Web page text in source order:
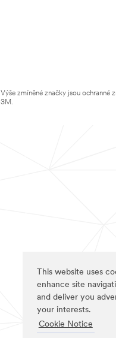
This website uses
enhance site
and deliver you
your interests.
Cookie Notice
Výše zmíněné značky jsou ochranné
3M.